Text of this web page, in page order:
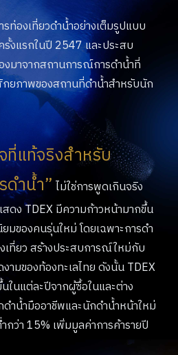
ท่องเที่ยวดำน้ำอย่างเต็มรูปแบบ
งแรกในปี 2547 และประสบ
งมาจากสถานการณ์การดำน้ำที่
ยภาพของสถานที่ดำน้ำสำหรับนัก
ที่แท้จริงสำหรับ
ำน้ำ” ไม่ใช่การพูดเกินจริง
สดง TDEX มีความก้าวหน้ามากขึ้น
มของคนรุ่นใหม่ โดยเฉพาะการดำ
เที่ยว สร้างประสบการณ์ใหม่กับ
มของท้องทะเลไทย ดังนั้น TDEX
ในแต่ละปีจากผู้ซื้อในและต่าง
ำน้ำมืออาชีพและนักดำน้ำหน้าใหม่
กว่า 15% เพิ่มมูลค่าการค้ารายปี